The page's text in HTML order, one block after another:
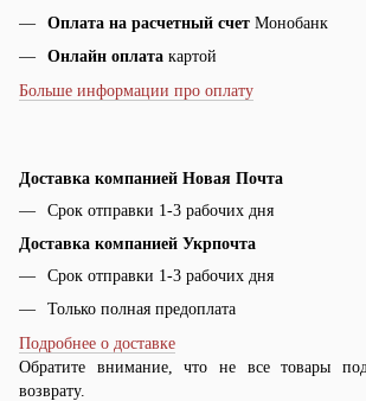
Оплата на расчетный счет Монобанк
Онлайн оплата картой
Больше информации про оплату
Доставка компанией Новая Почта
Срок отправки 1-3 рабочих дня
Доставка компанией Укрпочта
Срок отправки 1-3 рабочих дня
Только полная предоплата
Подробнее о доставке
Обратите внимание, что не все товары
возврату.